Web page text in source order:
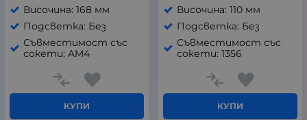
Височина: 168 мм
Подсветка: Без
Съвместимост със
сокети: AM4
КУПИ
Височина: 110 мм
Подсветка: Без
Съвместимост със
сокети: 1356
КУПИ